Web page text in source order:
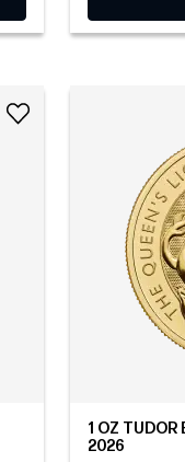
1 OZ TUDOR
2026